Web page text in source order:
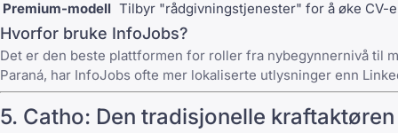
Premium-modell Tilbyr "rådgivningstjenester" for å øke CV-
Hvorfor bruke InfoJobs?
Det er den beste plattformen for roller fra nybegynnernivå til
Paraná, har InfoJobs ofte mer lokaliserte utlysninger enn
5. Catho: Den tradisjonelle kraftaktøren